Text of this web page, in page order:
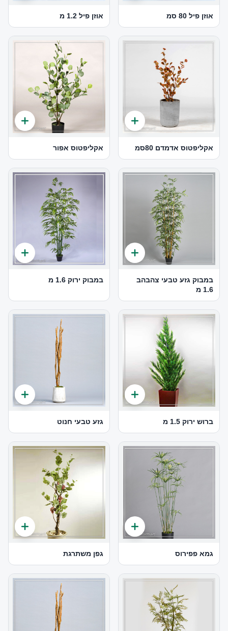
אוזן פיל 80 סמ אוזן פיל 1.2 מ
אקליפטוס אדמדם 80סמ אקליפטוס אפור
במבוק גזע טבעי צהבהב
1.6 מ
במבוק ירוק 1.6 מ
ברוש ירוק 1.5 מ גזע טבעי חנוט
גמא פפירוס גפן משתרגת